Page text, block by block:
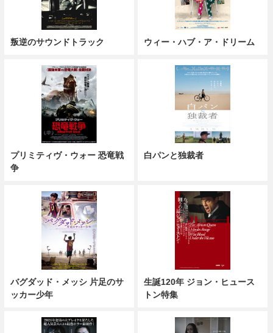
叛逆のサウンドトラック ウィー・ハブ・ア・ドリーム
プリミティヴ・ウォー 恐竜戦
争
白パンと独裁者
バグダッド・メッシ 片足のサ
ッカー少年
生誕120年 ジョン・ヒュース
トン特集